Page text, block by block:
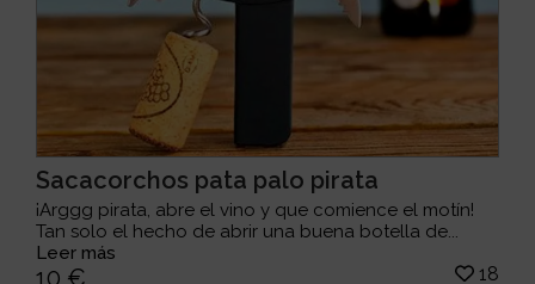
Sacacorchos pata palo pirata
¡Arggg pirata, abre el vino y que comience el motín!
Tan solo el hecho de abrir una buena botella de...
Leer más
10 € 18